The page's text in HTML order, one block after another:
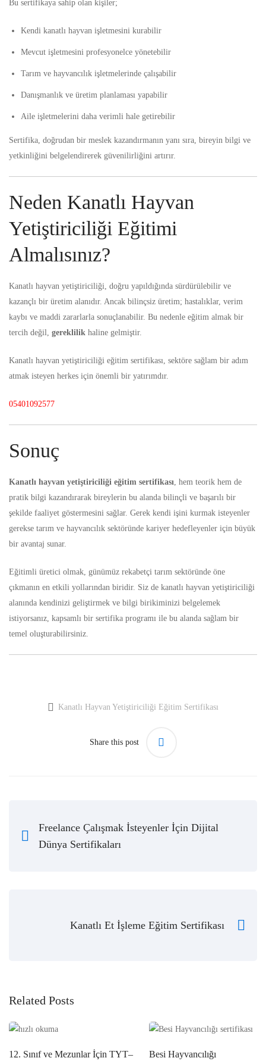
Bu sertifikaya sahip olan kişiler;
Kendi kanatlı hayvan işletmesini kurabilir
Mevcut işletmesini profesyonelce yönetebilir
Tarım ve hayvancılık işletmelerinde çalışabilir
Danışmanlık ve üretim planlaması yapabilir
Aile işletmelerini daha verimli hale getirebilir
Sertifika, doğrudan bir meslek kazandırmanın yanı sıra, bireyin bilgi ve
yetkinliğini belgelendirerek güvenilirliğini artırır.
Neden Kanatlı Hayvan
Yetiştiriciliği Eğitimi
Almalısınız?
Kanatlı hayvan yetiştiriciliği, doğru yapıldığında sürdürülebilir ve
kazançlı bir üretim alanıdır. Ancak bilinçsiz üretim; hastalıklar, verim
kaybı ve maddi zararlarla sonuçlanabilir. Bu nedenle eğitim almak bir
tercih değil, gereklilik haline gelmiştir.
Kanatlı hayvan yetiştiriciliği eğitim sertifikası, sektöre sağlam bir adım
atmak isteyen herkes için önemli bir yatırımdır.
05401092577
Sonuç
Kanatlı hayvan yetiştiriciliği eğitim sertifikası, hem teorik hem de
pratik bilgi kazandırarak bireylerin bu alanda bilinçli ve başarılı bir
şekilde faaliyet göstermesini sağlar. Gerek kendi işini kurmak isteyenler
gerekse tarım ve hayvancılık sektöründe kariyer hedefleyenler için büyük
bir avantaj sunar.
Eğitimli üretici olmak, günümüz rekabetçi tarım sektöründe öne
çıkmanın en etkili yollarından biridir. Siz de kanatlı hayvan yetiştiriciliği
alanında kendinizi geliştirmek ve bilgi birikiminizi belgelemek
istiyorsanız, kapsamlı bir sertifika programı ile bu alanda sağlam bir
temel oluşturabilirsiniz.
Kanatlı Hayvan Yetiştiriciliği Eğitim Sertifikası
Share this post
Freelance Çalışmak İsteyenler İçin Dijital
Dünya Sertifikaları
Kanatlı Et İşleme Eğitim Sertifikası
Related Posts
12. Sınıf ve Mezunlar İçin TYT–
Besi Hayvancılığı